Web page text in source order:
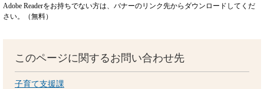
Adobe Readerをお持ちでない方は、バナーのリンク先からダウンロードしてくだ
さい。（無料）
このページに関するお問い合わせ先
子育て支援課